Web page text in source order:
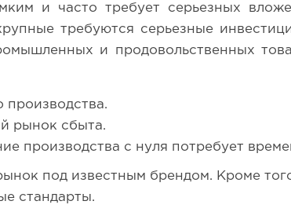
и часто требует серьезных
требуются серьезные
и продовольственных
производства.
рынок сбыта.
производства с нуля потребует
под известным брендом. Кроме
стандарты.